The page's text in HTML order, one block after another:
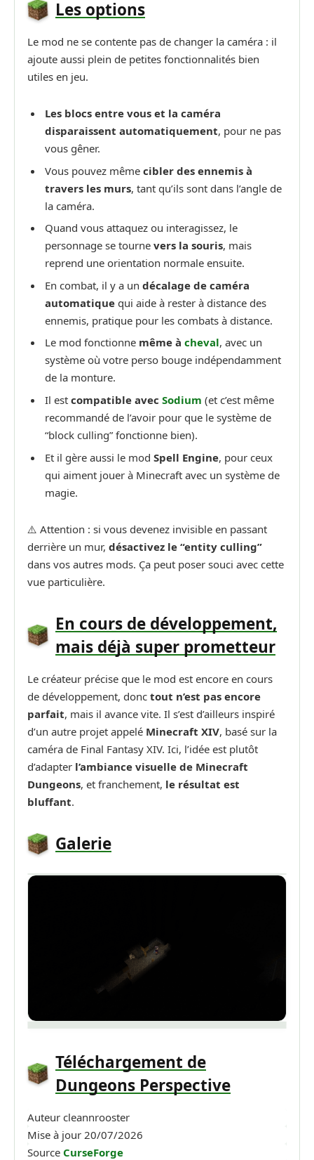
Les options
Le mod ne se contente pas de changer la caméra : il
ajoute aussi plein de petites fonctionnalités bien
utiles en jeu.
Les blocs entre vous et la caméra
disparaissent automatiquement, pour ne pas
vous gêner.
Vous pouvez même cibler des ennemis à
travers les murs, tant qu’ils sont dans l’angle de
la caméra.
Quand vous attaquez ou interagissez, le
personnage se tourne vers la souris, mais
reprend une orientation normale ensuite.
En combat, il y a un décalage de caméra
automatique qui aide à rester à distance des
ennemis, pratique pour les combats à distance.
Le mod fonctionne même à cheval, avec un
système où votre perso bouge indépendamment
de la monture.
Il est compatible avec Sodium (et c’est même
recommandé de l’avoir pour que le système de
“block culling” fonctionne bien).
Et il gère aussi le mod Spell Engine, pour ceux
qui aiment jouer à Minecraft avec un système de
magie.
⚠️ Attention : si vous devenez invisible en passant
derrière un mur, désactivez le “entity culling”
dans vos autres mods. Ça peut poser souci avec cette
vue particulière.
En cours de développement,
mais déjà super prometteur
Le créateur précise que le mod est encore en cours
de développement, donc tout n’est pas encore
parfait, mais il avance vite. Il s’est d’ailleurs inspiré
d’un autre projet appelé Minecraft XIV, basé sur la
caméra de Final Fantasy XIV. Ici, l’idée est plutôt
d’adapter l’ambiance visuelle de Minecraft
Dungeons, et franchement, le résultat est
bluffant.
Galerie
Téléchargement de
Dungeons Perspective
Auteur cleannrooster
Mise à jour 20/07/2026
Source CurseForge